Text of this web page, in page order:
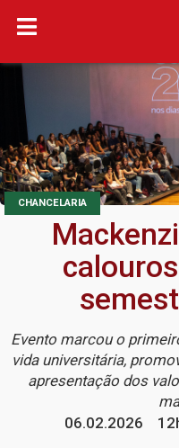
CHANCELARIA
Evento marcou o
vida universitária,
apresentação dos
06.02.2026